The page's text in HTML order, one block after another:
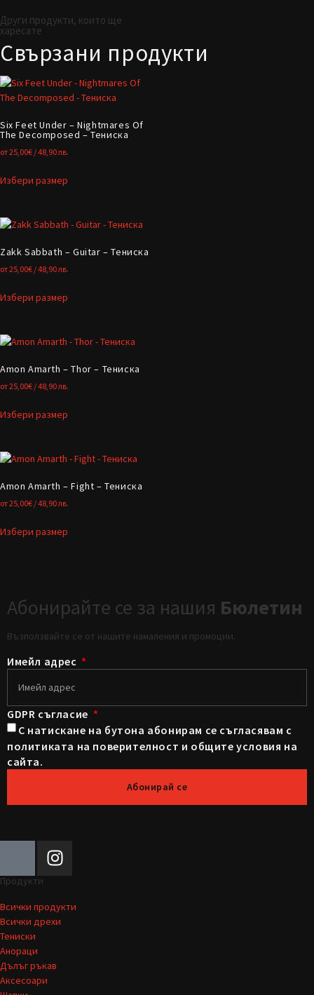
Други продукти, които ще
харесате
Свързани продукти
Six Feet Under – Nightmares Of
The Decomposed – Тениска
от25,00€ / 48,90 лв.
Избери размер
Zakk Sabbath – Guitar – Тениска
от25,00€ / 48,90 лв.
Избери размер
Amon Amarth – Thor – Тениска
от25,00€ / 48,90 лв.
Избери размер
Amon Amarth – Fight – Тениска
от25,00€ / 48,90 лв.
Избери размер
Абонирайте се за нашия Бюлетин
Възползвайте се от нашите намаления и промоции.
Имейл адрес
GDPR съгласие
С натискане на бутона абонирам се съгласявам с
политиката на поверителност и общите условия на
сайта.
Абонирай се
Продукти
Всички продукти
Всички дрехи
Тениски
Анораци
Дълъг ръкав
Аксесоари